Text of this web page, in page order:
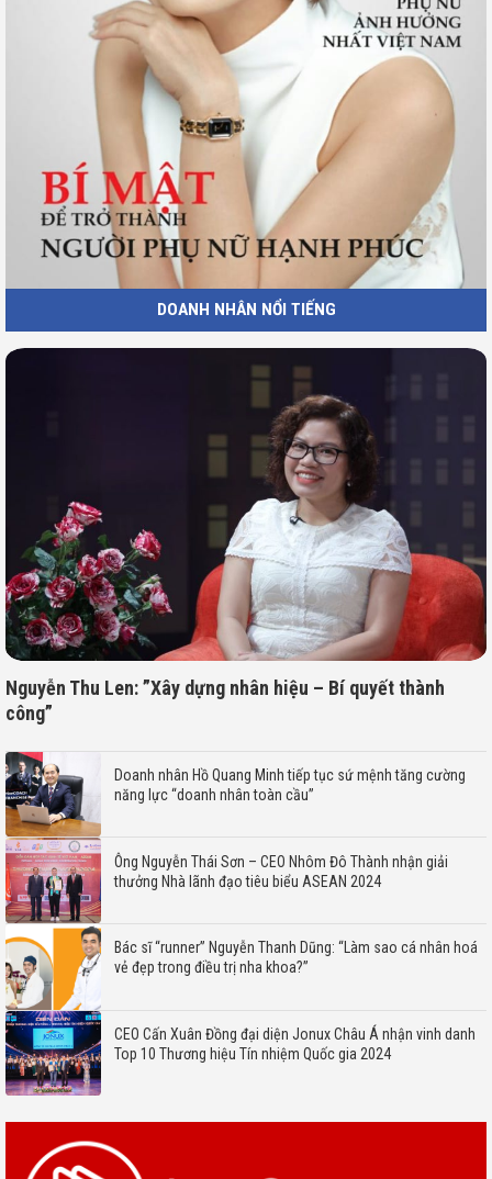
DOANH NHÂN NỔI TIẾNG
Nguyễn Thu Len: ”Xây dựng nhân hiệu – Bí quyết thành
công”
Doanh nhân Hồ Quang Minh tiếp tục sứ mệnh tăng cường
năng lực “doanh nhân toàn cầu”
Ông Nguyễn Thái Sơn – CEO Nhôm Đô Thành nhận giải
thưởng Nhà lãnh đạo tiêu biểu ASEAN 2024
Bác sĩ “runner” Nguyễn Thanh Dũng: “Làm sao cá nhân hoá
vẻ đẹp trong điều trị nha khoa?”
CEO Cấn Xuân Đồng đại diện Jonux Châu Á nhận vinh danh
Top 10 Thương hiệu Tín nhiệm Quốc gia 2024